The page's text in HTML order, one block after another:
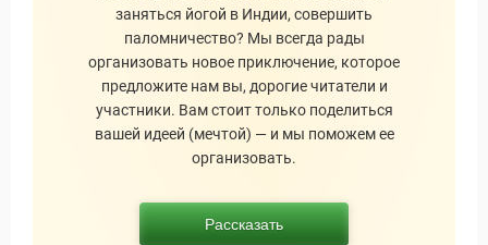
заняться йогой в Индии, совершить
паломничество? Мы всегда рады
организовать новое приключение, которое
предложите нам вы, дорогие читатели и
участники. Вам стоит только поделиться
вашей идеей (мечтой) — и мы поможем ее
организовать.
Рассказать